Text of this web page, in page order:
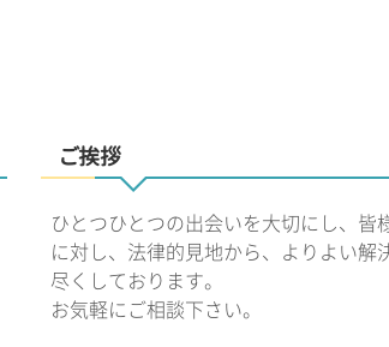
ご挨拶
ひとつひとつの出会いを大切にし、皆
に対し、法律的見地から、よりよい解
尽くしております。
お気軽にご相談下さい。